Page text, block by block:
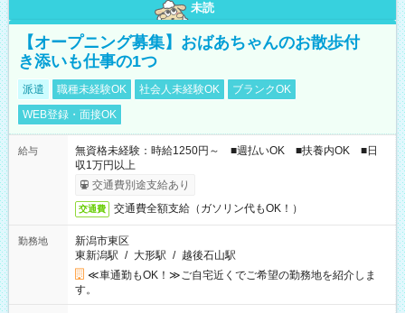
未読
【オープニング募集】おばあちゃんのお散歩付
き添いも仕事の1つ
派遣 職種未経験OK 社会人未経験OK
ブランクOK
WEB登録・面接OK
給与
無資格未経験：時給1250円～ ■週払いOK ■扶養内OK ■日
収1万円以上
交通費別途支給あり
交通費 交通費全額支給（ガソリン代もOK！）
勤務地
新潟市東区
東新潟駅 / 大形駅 / 越後石山駅
≪車通勤もOK！≫ご自宅近くでご希望の勤務地を紹介しま
す。